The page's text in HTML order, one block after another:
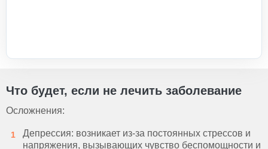
Что будет, если не лечить заболевание
Осложнения:
Депрессия: возникает из-за постоянных стрессов и
напряжения, вызывающих чувство беспомощности и